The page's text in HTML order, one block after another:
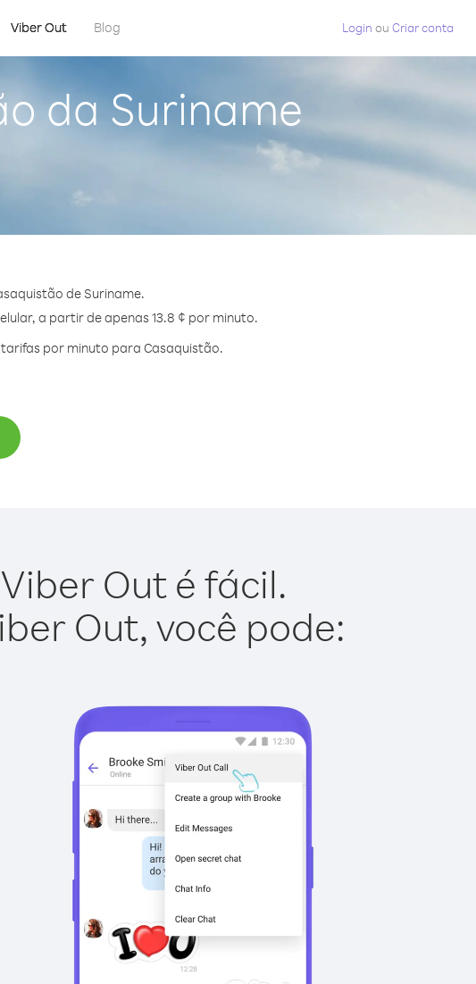
Viber Out Blog Login ou Criar conta
da Suriname
de Suriname.
a partir de apenas 13.8 ¢ por minuto.
por minuto para Casaquistão.
Out é fácil.
Out, você pode: